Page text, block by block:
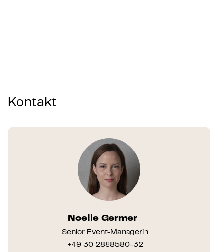
Kontakt
Noelle Germer
Senior Event-Managerin
+49 30 2888580-32